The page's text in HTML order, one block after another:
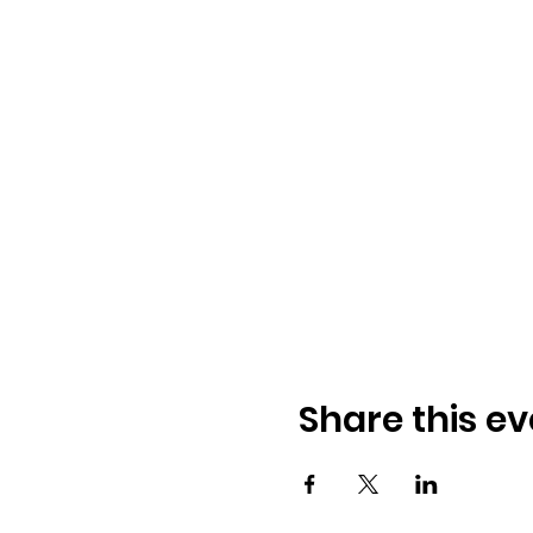
Share this